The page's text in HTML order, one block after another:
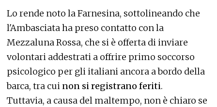
Lo rende noto la Farnesina, sottolineando che
l'Ambasciata ha preso contatto con la
Mezzaluna Rossa, che si è offerta di inviare
volontari addestrati a offrire primo soccorso
psicologico per gli italiani ancora a bordo della
barca, tra cui non si registrano feriti.
Tuttavia, a causa del maltempo, non è chiaro se